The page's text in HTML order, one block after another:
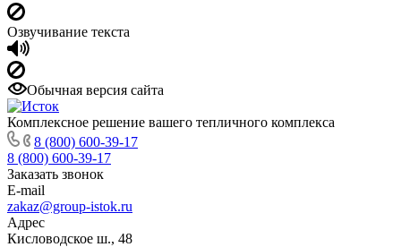
Озвучивание текста
Обычная версия сайта
Комплексное решение вашего тепличного комплекса
8 (800) 600-39-17
8 (800) 600-39-17
Заказать звонок
E-mail
zakaz@group-istok.ru
Адрес
Кисловодское ш., 48